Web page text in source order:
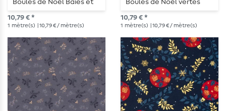
Boules de Noël Baies et
Or
10,79 € *
1 mètre(s) | 10,79 € / mètre(s)
Boules de Noël vertes
10,79 € *
1 mètre(s) | 10,79 € / mètre(s)